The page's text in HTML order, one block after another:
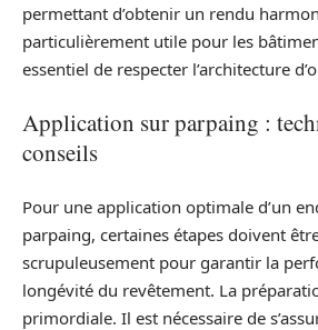
permettant d’obtenir un rendu
particulièrement utile pour les
essentiel de respecter l’architecture
Application sur parpaing :
conseils
Pour une application optimale d’un
parpaing, certaines étapes doivent
scrupuleusement pour garantir la
longévité du revêtement. La
primordiale. Il est nécessaire de